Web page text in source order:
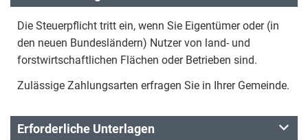
Die Steuerpflicht tritt ein, wenn Sie Eigentümer oder (in
den neuen Bundesländern) Nutzer von land- und
forstwirtschaftlichen Flächen oder Betrieben sind.
Zulässige Zahlungsarten erfragen Sie in Ihrer Gemeinde.
Erforderliche Unterlagen